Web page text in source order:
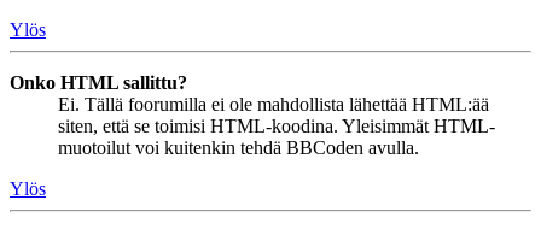
Ylös
Onko HTML sallittu?
Ei. Tällä foorumilla ei ole mahdollista lähettää HTML:ää
siten, että se toimisi HTML-koodina. Yleisimmät HTML-
muotoilut voi kuitenkin tehdä BBCoden avulla.
Ylös